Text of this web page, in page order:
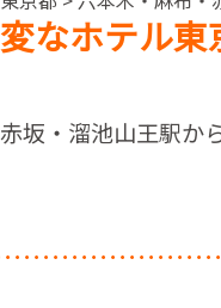
変なホテル東
赤坂・溜池山王駅か